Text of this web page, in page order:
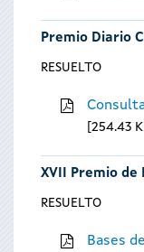
Premio Diario
RESUELTO
254.43
XVII Premio
RESUELTO
Bases